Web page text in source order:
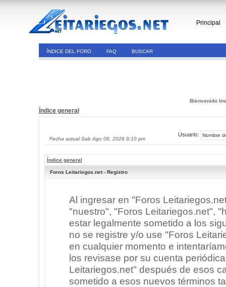
Principal
ÍNDICE DEL FORO FAQ BUSCAR
Bienvenido
Índice general
Fecha actual Sab Ago 08, 2026 8:10 pm
Usuario:
Índice general
Foros Leitariegos.net - Registro
Al ingresar en "Foros
"nuestro", "Foros Leitariegos.net",
estar legalmente sometido a los
no se registre y/o use "Foros
en cualquier momento e
los revisase por su cuenta
Leitariegos.net" después de esos
sometido a esos nuevos términos